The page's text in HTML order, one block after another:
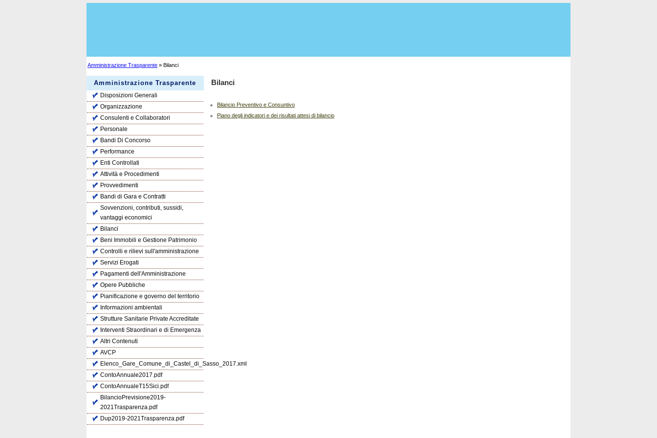
Amministrazione Trasparente » Bilanci
Bilanci
Bilancio Preventivo e Consuntivo
Piano degli indicatori e dei risultati attesi di bilancio
Amministrazione Trasparente
Disposizioni Generali
Organizzazione
Consulenti e Collaboratori
Personale
Bandi Di Concorso
Performance
Enti Controllati
Attività e Procedimenti
Provvedimenti
Bandi di Gara e Contratti
Sovvenzioni, contributi, sussidi,
vantaggi economici
Bilanci
Beni Immobili e Gestione Patrimonio
Controlli e rilievi sull'amministrazione
Servizi Erogati
Pagamenti dell'Amministrazione
Opere Pubbliche
Pianificazione e governo del territorio
Informazioni ambientali
Strutture Sanitarie Private Accreditate
Interventi Straordinari e di Emergenza
Altri Contenuti
AVCP
Elenco_Gare_Comune_di_Castel_di_Sasso_2017.xml
ContoAnnuale2017.pdf
ContoAnnualeT15Sici.pdf
BilancioPrevisione2019-
2021Trasparenza.pdf
Dup2019-2021Trasparenza.pdf